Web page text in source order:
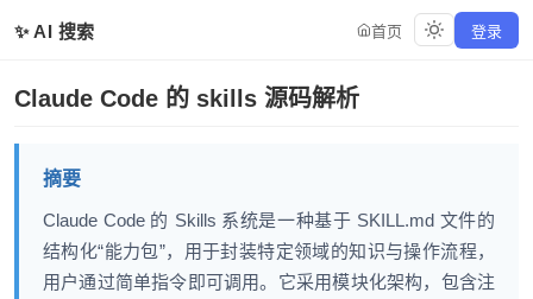
✨ AI 搜索 首页 登录
Claude Code 的 skills 源码解析
摘要
Claude Code 的 Skills 系统是一种基于 SKILL.md 文件的
结构化“能力包”，用于封装特定领域的知识与操作流程，
用户通过简单指令即可调用。它采用模块化架构，包含注